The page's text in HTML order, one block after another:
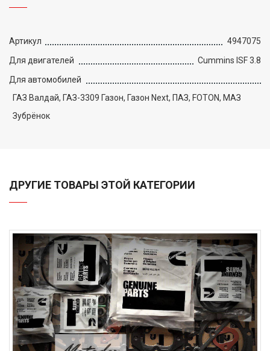
Артикул
4947075
Для двигателей
Cummins ISF 3.8
Для автомобилей
ГАЗ Валдай, ГАЗ-3309 Газон, Газон Next, ПАЗ, FOTON, МАЗ
Зубрёнок
ДРУГИЕ ТОВАРЫ ЭТОЙ КАТЕГОРИИ